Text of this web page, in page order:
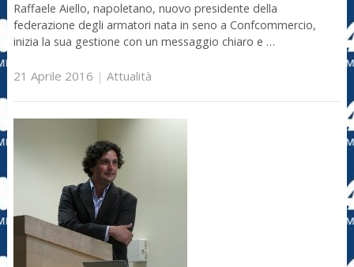
Raffaele Aiello, napoletano, nuovo presidente della
federazione degli armatori nata in seno a Confcommercio,
inizia la sua gestione con un messaggio chiaro e …
21 Aprile 2016 | Attualità